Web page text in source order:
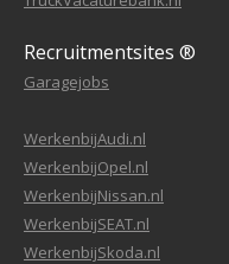
Recruitmentsites ®
Garagejobs
WerkenbijAudi.nl
WerkenbijOpel.nl
WerkenbijNissan.nl
WerkenbijSEAT.nl
WerkenbijSkoda.nl